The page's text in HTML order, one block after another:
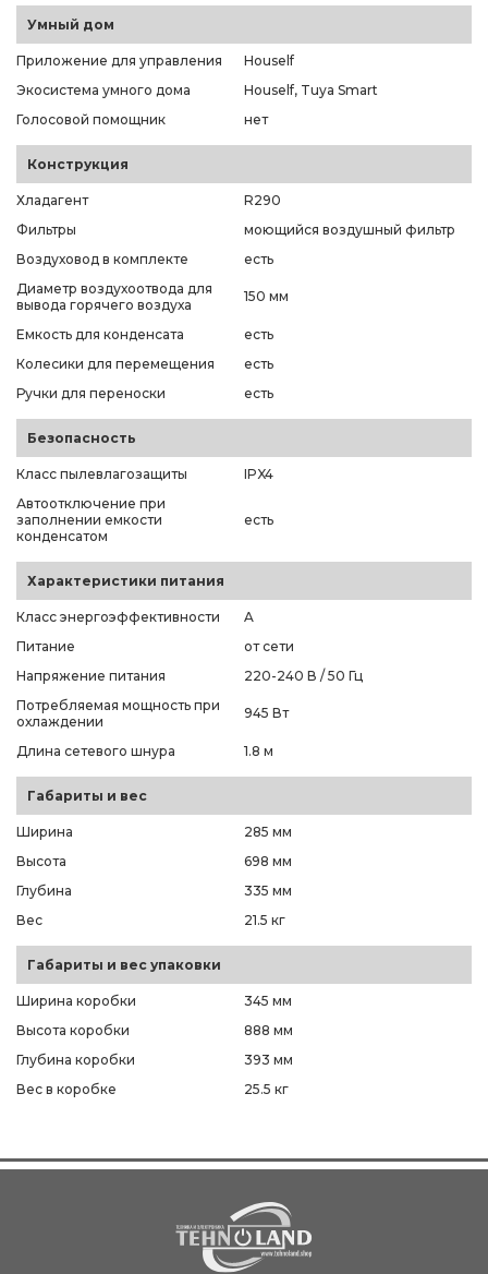
Умный дом
Приложение для управления
Houself
Экосистема умного дома
Houself, Tuya Smart
Голосовой помощник
нет
Конструкция
Хладагент
R290
Фильтры
моющийся воздушный фильтр
Воздуховод в комплекте
есть
Диаметр воздухоотвода для
вывода горячего воздуха
150 мм
Емкость для конденсата
есть
Колесики для перемещения
есть
Ручки для переноски
есть
Безопасность
Класс пылевлагозащиты
IPX4
Автоотключение при
заполнении емкости
конденсатом
есть
Характеристики питания
Класс энергоэффективности
A
Питание
от сети
Напряжение питания
220-240 В / 50 Гц
Потребляемая мощность при
охлаждении
945 Вт
Длина сетевого шнура 1.8 м
Габариты и вес
Ширина
285 мм
Высота
698 мм
Глубина
335 мм
Вес
21.5 кг
Габариты и вес упаковки
Ширина коробки
345 мм
Высота коробки
888 мм
Глубина коробки
393 мм
Вес в коробке
25.5 кг